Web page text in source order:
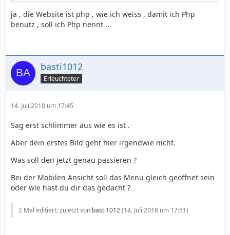
ja , die Website ist php , wie ich weiss , damit ich Php
benutz , soll ich Php nennt ...
basti1012
Erleuchteter
14. Juli 2018 um 17:45
Sag erst schlimmer aus wie es ist .
Aber dein erstes Bild geht hier irgendwie nicht.
Was soll den jetzt genau passieren ?
Bei der Mobilen Ansicht soll das Menü gleich geöffnet sein
oder wie hast du dir das gedacht ?
2 Mal editiert, zuletzt von basti1012(14. Juli 2018 um 17:51)